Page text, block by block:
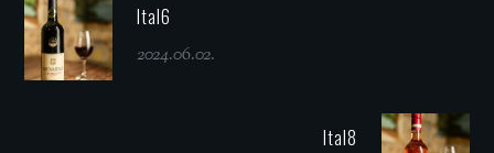
Ital6
2024.06.02.
Ital8